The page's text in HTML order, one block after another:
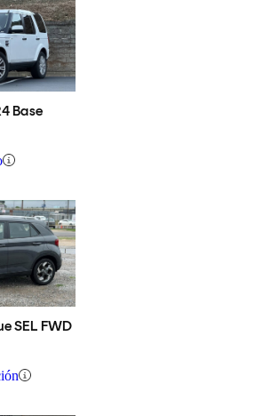
Base
SEL FWD